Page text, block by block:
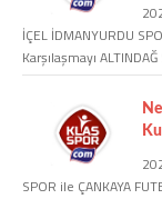
İÇEL İDMANYURDU
Karşılaşmayı
SPOR ile ÇANKAYA